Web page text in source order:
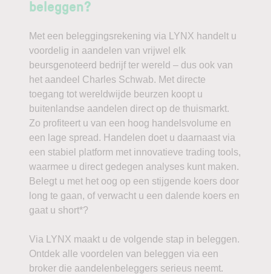
beleggen?
Met een beleggingsrekening via LYNX handelt u
voordelig in aandelen van vrijwel elk
beursgenoteerd bedrijf ter wereld – dus ook van
het aandeel Charles Schwab. Met directe
toegang tot wereldwijde beurzen koopt u
buitenlandse aandelen direct op de thuismarkt.
Zo profiteert u van een hoog handelsvolume en
een lage spread. Handelen doet u daarnaast via
een stabiel platform met innovatieve trading tools,
waarmee u direct gedegen analyses kunt maken.
Belegt u met het oog op een stijgende koers door
long te gaan, of verwacht u een dalende koers en
gaat u short*?
Via LYNX maakt u de volgende stap in beleggen.
Ontdek alle voordelen van beleggen via een
broker die aandelenbeleggers serieus neemt.